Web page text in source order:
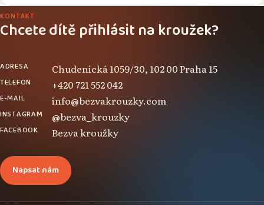
KONTAKT
Chcete dítě přihlásit na kroužek?
ADRESA Chudenická 1059/30, 102 00 Praha 15
TELEFON +420 721 552 042
E-MAIL info@bezvakrouzky.com
INSTAGRAM @bezva_krouzky
FACEBOOK Bezva kroužky
Napsat nám